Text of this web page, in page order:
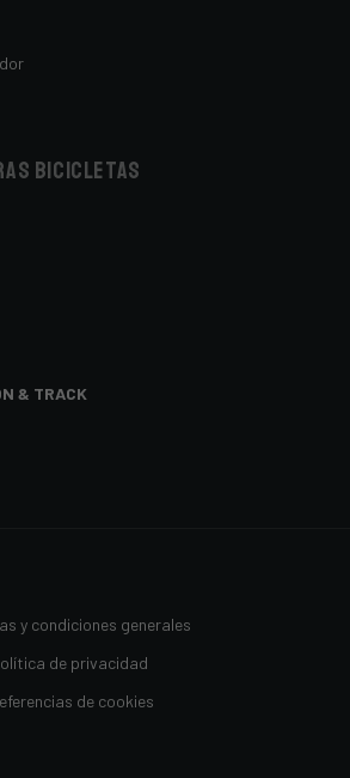
bicicletas
& TRACK
y condiciones generales
de privacidad
de cookies